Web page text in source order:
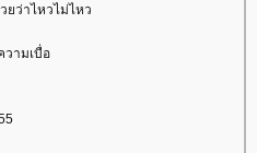
ยว่าไหวไม่ไหว
วามเบื่อ